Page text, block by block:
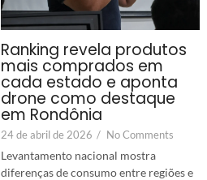
Ranking revela produtos
mais comprados em
cada estado e aponta
drone como destaque
em Rondônia
24 de abril de 2026 / No Comments
Levantamento nacional mostra
diferenças de consumo entre regiões e